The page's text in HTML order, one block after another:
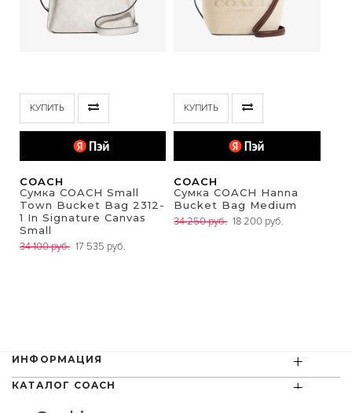
КУПИТЬ
COACH
Сумка COACH Small
Town Bucket Bag 2312-
1 In Signature Canvas
Small
34 100 руб. 17 535 руб.
КУПИТЬ
COACH
Сумка COACH Hanna
Bucket Bag Medium
34 250 руб. 18 200 руб.
ИНФОРМАЦИЯ +
КАТАЛОГ COACH +